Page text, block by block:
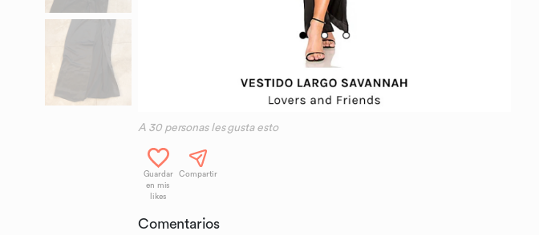
A 30personas les gusta esto
Guardar
en mis
likes
Compartir
Comentarios